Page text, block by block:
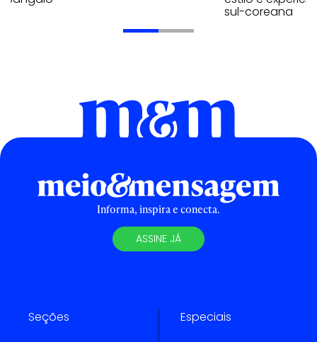
sul-coreana
Informa, inspira e conecta.
ASSINE JÁ
Seções Especiais